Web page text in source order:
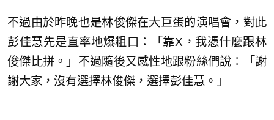
不過由於昨晚也是林俊傑在大巨蛋的演唱會，對此
彭佳慧先是直率地爆粗口：「靠X，我憑什麼跟林
俊傑比拼。」不過隨後又感性地跟粉絲們說：「謝
謝大家，沒有選擇林俊傑，選擇彭佳慧。」